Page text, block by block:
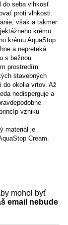
do seba vlhkosť
proti vlhkosti.
však a takmer
krému
krému AquaStop
a nepreteká.
s bežnou
prostredím
stavebných
do okolia vrtov. Až
nedisperguje a
vzniku
materiál je
Cream.
mohol byť
email nebude